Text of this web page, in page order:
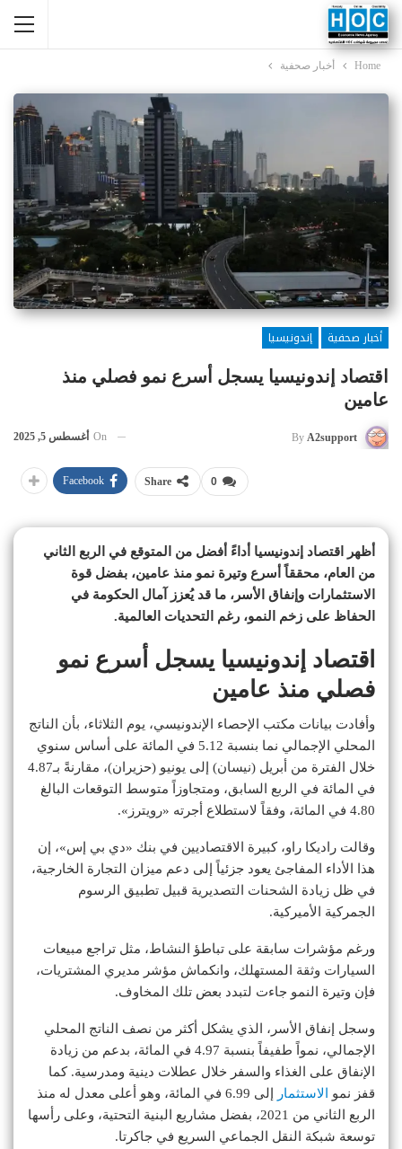
Home أخبار صحفية
أخبار صحفية
إندونيسيا
اقتصاد إندونيسيا يسجل أسرع نمو فصلي منذ
عامين
By A2support
On أغسطس 5, 2025
0
Share
Facebook
أظهر اقتصاد إندونيسيا أداءً أفضل من المتوقع في الربع الثاني
من العام، محققاً أسرع وتيرة نمو منذ عامين، بفضل قوة
الاستثمارات وإنفاق الأسر، ما قد يُعزز آمال الحكومة في
الحفاظ على زخم النمو، رغم التحديات العالمية.
اقتصاد إندونيسيا يسجل أسرع نمو
فصلي منذ عامين
وأفادت بيانات مكتب الإحصاء الإندونيسي، يوم الثلاثاء، بأن الناتج
المحلي الإجمالي نما بنسبة 5.12 في المائة على أساس سنوي
خلال الفترة من أبريل (نيسان) إلى يونيو (حزيران)، مقارنةً بـ4.87
في المائة في الربع السابق، ومتجاوزاً متوسط التوقعات البالغ
4.80 في المائة، وفقاً لاستطلاع أجرته «رويترز».
وقالت راديكا راو، كبيرة الاقتصاديين في بنك «دي بي إس»، إن
هذا الأداء المفاجئ يعود جزئياً إلى دعم ميزان التجارة الخارجية،
في ظل زيادة الشحنات التصديرية قبيل تطبيق الرسوم
الجمركية الأميركية.
ورغم مؤشرات سابقة على تباطؤ النشاط، مثل تراجع مبيعات
السيارات وثقة المستهلك، وانكماش مؤشر مديري المشتريات،
فإن وتيرة النمو جاءت لتبدد بعض تلك المخاوف.
وسجل إنفاق الأسر، الذي يشكل أكثر من نصف الناتج المحلي
الإجمالي، نمواً طفيفاً بنسبة 4.97 في المائة، بدعم من زيادة
الإنفاق على الغذاء والسفر خلال عطلات دينية ومدرسية. كما
قفز نمو
الاستثمار
إلى 6.99 في المائة، وهو أعلى معدل له منذ
الربع الثاني من 2021، بفضل مشاريع البنية التحتية، وعلى رأسها
توسعة شبكة النقل الجماعي السريع في جاكرتا.